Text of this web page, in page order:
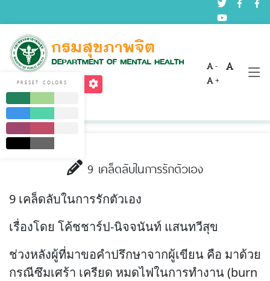
-
+
บทความด้านสุขภาพจิต
Home บริการ
9 เคล็ดลับในการรักตัวเอง
9 เคล็ดลับในการรักตัวเอง
เรื่องโดย โค้ชชาร์ป-นิจจนันท์ แสนทวีสุข
ช่วงหลังผู้ที่มาขอคำปรึกษาจากผู้เขียน คือ มาด้วย
กรณีซึมเศร้า เครียด หมดไฟในการทำงาน (burn
PRESET COLORS